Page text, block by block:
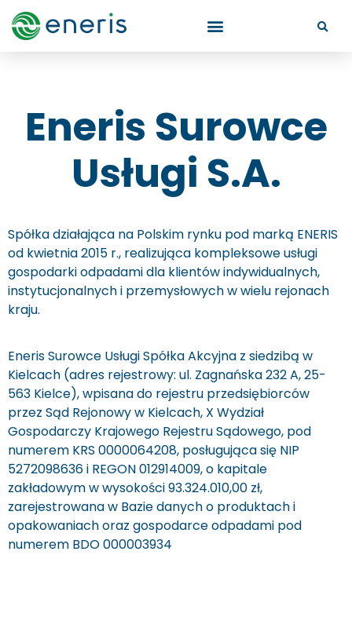
Eneris Surowce
Usługi S.A.
Spółka działająca na Polskim rynku pod marką ENERIS
od kwietnia 2015 r., realizująca kompleksowe usługi
gospodarki odpadami dla klientów indywidualnych,
instytucjonalnych i przemysłowych w wielu rejonach
kraju.
Eneris Surowce Usługi Spółka Akcyjna z siedzibą w
Kielcach (adres rejestrowy: ul. Zagnańska 232 A, 25-
563 Kielce), wpisana do rejestru przedsiębiorców
przez Sąd Rejonowy w Kielcach, X Wydział
Gospodarczy Krajowego Rejestru Sądowego, pod
numerem KRS 0000064208, posługująca się NIP
5272098636 i REGON 012914009, o kapitale
zakładowym w wysokości 93.324.010,00 zł,
zarejestrowana w Bazie danych o produktach i
opakowaniach oraz gospodarce odpadami pod
numerem BDO 000003934